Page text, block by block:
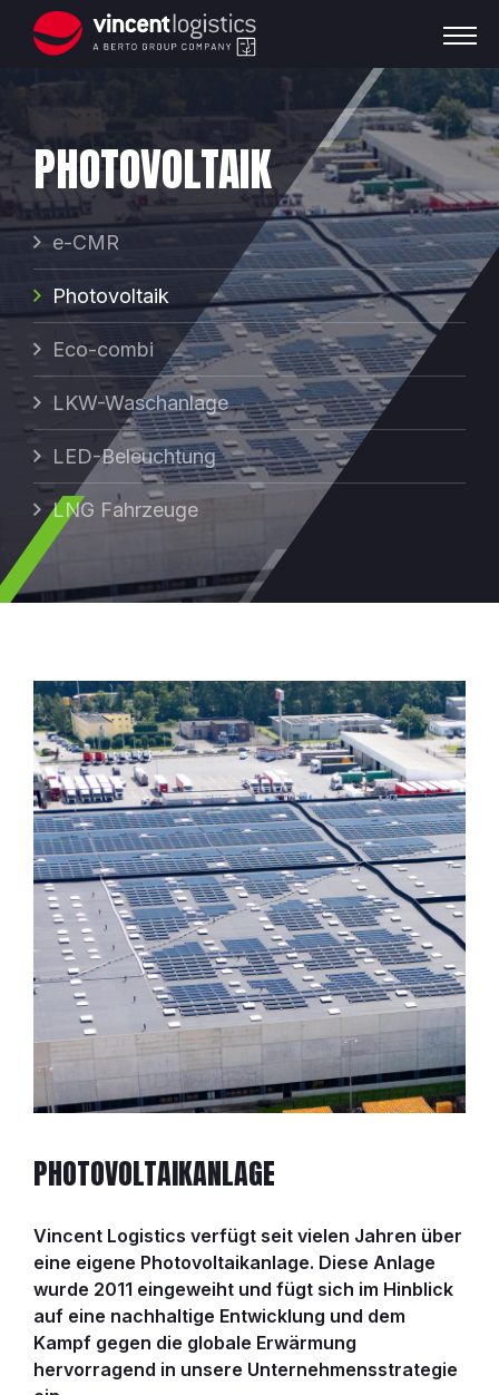
PHOTOVOLTAIK
e-CMR
Photovoltaik
Eco-combi
LKW-Waschanlage
LED-Beleuchtung
LNG Fahrzeuge
PHOTOVOLTAIKANLAGE
Vincent Logistics verfügt seit vielen Jahren über
eine eigene Photovoltaikanlage. Diese Anlage
wurde 2011 eingeweiht und fügt sich im Hinblick
auf eine nachhaltige Entwicklung und dem
Kampf gegen die globale Erwärmung
hervorragend in unsere Unternehmensstrategie